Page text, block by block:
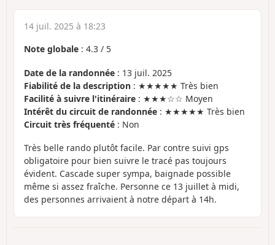
14 juil. 2025 à 18:23
Note globale : 4.3 / 5
Date de la randonnée : 13 juil. 2025
Fiabilité de la description : ★★★★★ Très bien
Facilité à suivre l'itinéraire : ★★★☆☆ Moyen
Intérêt du circuit de randonnée : ★★★★★ Très bien
Circuit très fréquenté : Non
Très belle rando plutôt facile. Par contre suivi gps
obligatoire pour bien suivre le tracé pas toujours
évident. Cascade super sympa, baignade possible
même si assez fraîche. Personne ce 13 juillet à midi,
des personnes arrivaient à notre départ à 14h.